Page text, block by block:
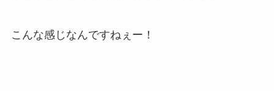
こんな感じなんですねぇー！